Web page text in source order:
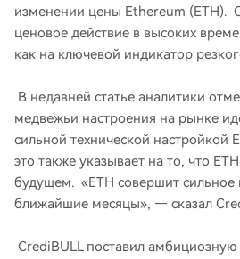
изменении цены Ethereum (ETH).
ценовое действие в высоких
как на ключевой индикатор
В недавней статье аналитики
медвежьи настроения на рынке
сильной технической настройкой
это также указывает на то, что
будущем. «ETH совершит сильное
ближайшие месяцы», — сказал
CrediBULL поставил